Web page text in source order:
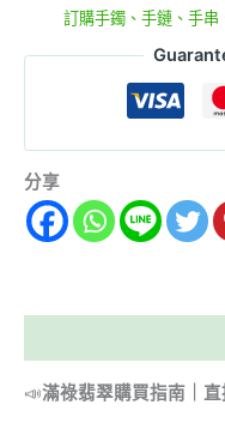
訂購手鐲、手鏈、手
分享
📣滿祿翡翠購買指南｜直